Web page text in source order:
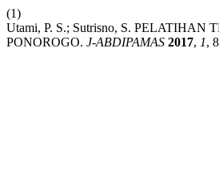
(1)
Utami, P. S.; Sutrisno, S.
PONOROGO. J-ABDIPAMAS 2017, 1,